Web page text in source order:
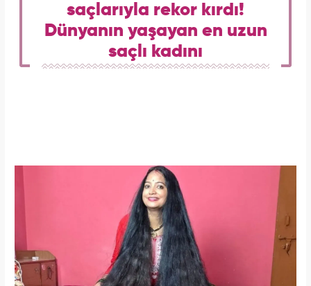
saçlarıyla rekor kırdı!
Dünyanın yaşayan en uzun
saçlı kadını